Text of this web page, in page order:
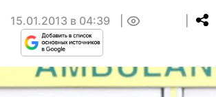
15.01.2013 в 04:39